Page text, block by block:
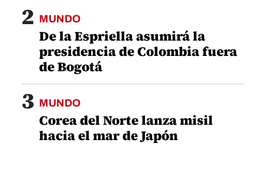
2 MUNDO
De la Espriella asumirá la
presidencia de Colombia fuera
de Bogotá
3 MUNDO
Corea del Norte lanza misil
hacia el mar de Japón